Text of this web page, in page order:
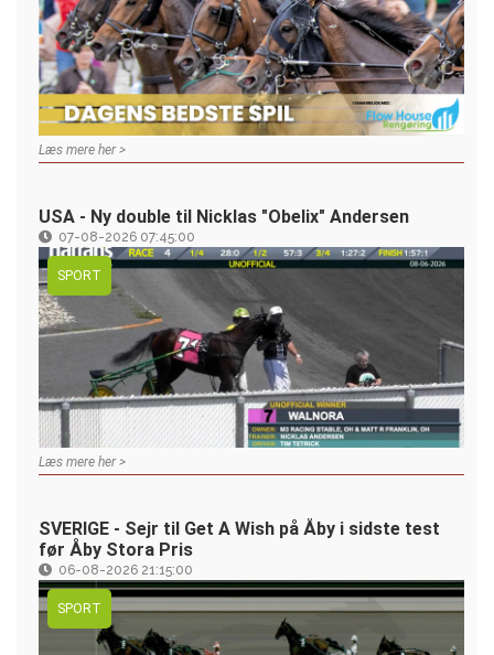
Læs mere her >
USA - Ny double til Nicklas "Obelix" Andersen
07-08-2026 07:45:00
SPORT
Læs mere her >
SVERIGE - Sejr til Get A Wish på Åby i sidste test
før Åby Stora Pris
06-08-2026 21:15:00
SPORT